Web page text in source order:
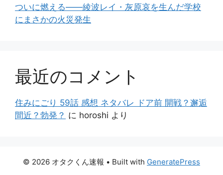
ついに燃える――綾波レイ・灰原哀を生んだ学校
にまさかの火災発生
最近のコメント
住みにごり 59話 感想 ネタバレ ドア前 開戦？邂逅
間近？勃発？ に horoshi より
© 2026 オタクくん速報 • Built with GeneratePress